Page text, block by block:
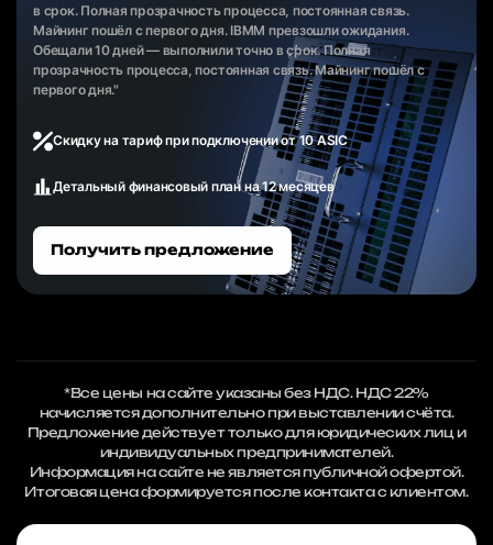
в срок. Полная прозрачность процесса, постоянная связь.
Майнинг пошёл с первого дня. IBMM превзошли ожидания.
Обещали 10 дней — выполнили точно в срок. Полная
прозрачность процесса, постоянная связь. Майнинг пошёл с
первого дня."
Скидку на тариф при подключении от 10 ASIC
Детальный финансовый план на 12 месяцев
Получить предложение
*Все цены на сайте указаны без НДС. НДС 22%
начисляется дополнительно при выставлении счёта.
Предложение действует только для юридических лиц и
индивидуальных предпринимателей.
Информация на сайте не является публичной офертой.
Итоговая цена формируется после контакта с клиентом.